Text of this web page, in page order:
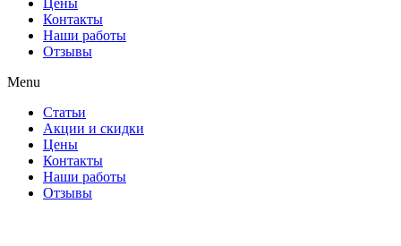
Цены
Контакты
Наши работы
Отзывы
Menu
Статьи
Акции и скидки
Цены
Контакты
Наши работы
Отзывы